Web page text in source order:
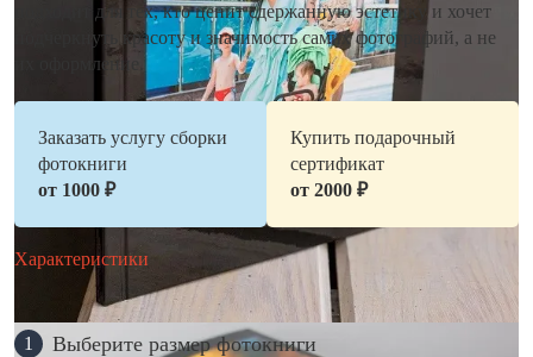
подходит для тех, кто ценит сдержанную эстетику и хочет
подчеркнуть красоту и значимость самих фотографий, а не
их оформление.
Заказать услугу сборки
фотокниги
от 1000 ₽
Купить подарочный
сертификат
от 2000 ₽
Характеристики
1 Выберите размер фотокниги